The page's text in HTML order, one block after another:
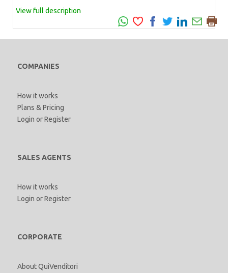
View full description
COMPANIES
How it works
Plans & Pricing
Login orRegister
SALES AGENTS
How it works
Login orRegister
CORPORATE
About QuiVenditori